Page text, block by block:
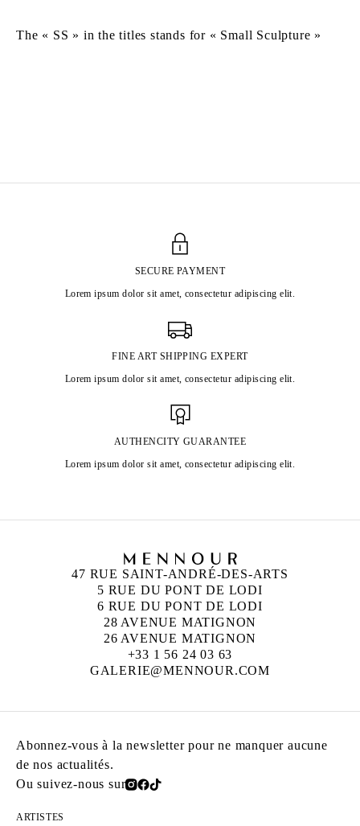
The « SS » in the titles stands for « Small Sculpture »
SECURE PAYMENT
Lorem ipsum dolor sit amet, consectetur adipiscing elit.
FINE ART SHIPPING EXPERT
Lorem ipsum dolor sit amet, consectetur adipiscing elit.
AUTHENCITY GUARANTEE
Lorem ipsum dolor sit amet, consectetur adipiscing elit.
47 RUE SAINT-ANDRÉ-DES-ARTS
5 RUE DU PONT DE LODI
6 RUE DU PONT DE LODI
28 AVENUE MATIGNON
26 AVENUE MATIGNON
+33 1 56 24 03 63
GALERIE@MENNOUR.COM
Abonnez-vous à la newsletter pour ne manquer aucune
de nos actualités.
Ou suivez-nous sur
ARTISTES